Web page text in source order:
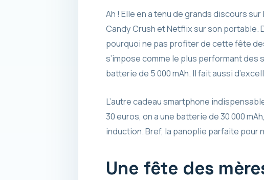
Ah ! Elle en a tenu de grands discours
Candy Crush et Netflix sur son portable.
pourquoi ne pas profiter de cette fête
s’impose comme le plus performant des
batterie de 5 000 mAh. Il fait aussi
L’autre cadeau smartphone
30 euros, on a une batterie de 30 000
induction. Bref, la panoplie parfaite pour
Une fête des